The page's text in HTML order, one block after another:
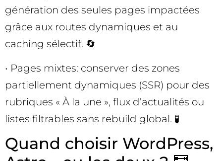
génération des seules pages impactées
grâce aux routes dynamiques et au
caching sélectif. 🔄
• Pages mixtes: conserver des zones
partiellement dynamiques (SSR) pour des
rubriques « À la une », flux d’actualités ou
listes filtrables sans rebuild global. 🧪
Quand choisir WordPress,